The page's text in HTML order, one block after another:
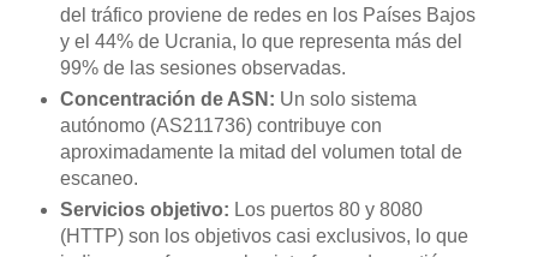
del tráfico proviene de redes en los Países Bajos
y el 44% de Ucrania, lo que representa más del
99% de las sesiones observadas.
Concentración de ASN: Un solo sistema
autónomo (AS211736) contribuye con
aproximadamente la mitad del volumen total de
escaneo.
Servicios objetivo: Los puertos 80 y 8080
(HTTP) son los objetivos casi exclusivos, lo que